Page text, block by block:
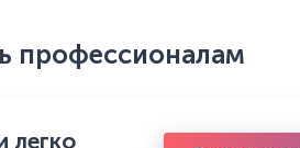
профессионалам
легко